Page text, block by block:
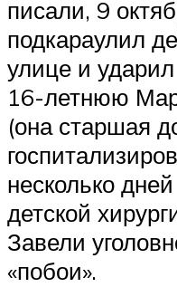
писали, 9
подкараулил
улице и
16-летнюю
(она старшая
несколько
детской
Завели
«побои».